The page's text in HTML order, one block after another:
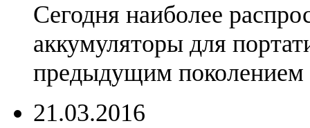
Сегодня наиболее
аккумуляторы для
предыдущим поколением
21.03.2016